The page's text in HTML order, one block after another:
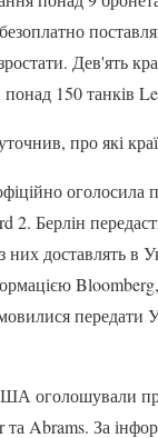
Дев'ять
понад 150 танків
про які
оголосила
2. Берлін
них доставлять в
передати
оголошували
та Abrams. За